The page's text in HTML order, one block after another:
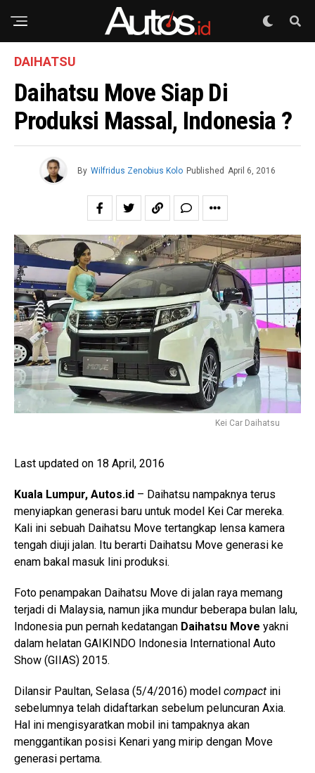
DAIHATSU
Daihatsu Move Siap Di
Produksi Massal, Indonesia ?
By Wilfridus Zenobius Kolo Published April 6, 2016
Kei Car Daihatsu
Last updated on 18 April, 2016
Kuala Lumpur, Autos.id – Daihatsu nampaknya terus
menyiapkan generasi baru untuk model Kei Car mereka.
Kali ini sebuah Daihatsu Move tertangkap lensa kamera
tengah diuji jalan. Itu berarti Daihatsu Move generasi ke
enam bakal masuk lini produksi.
Foto penampakan Daihatsu Move di jalan raya memang
terjadi di Malaysia, namun jika mundur beberapa bulan lalu,
Indonesia pun pernah kedatangan Daihatsu Move yakni
dalam helatan GAIKINDO Indonesia International Auto
Show (GIIAS) 2015.
Dilansir Paultan, Selasa (5/4/2016) model compact ini
sebelumnya telah didaftarkan sebelum peluncuran Axia.
Hal ini mengisyaratkan mobil ini tampaknya akan
menggantikan posisi Kenari yang mirip dengan Move
generasi pertama.